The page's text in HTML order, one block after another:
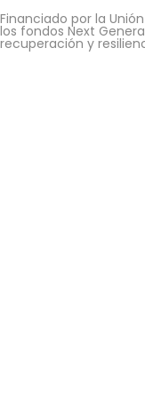
Financiado por la
los fondos Next
recuperación y